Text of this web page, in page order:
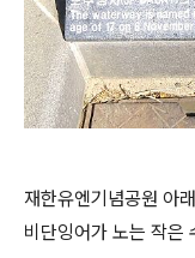
재한유엔기념공원 아
비단잉어가 노는 작은